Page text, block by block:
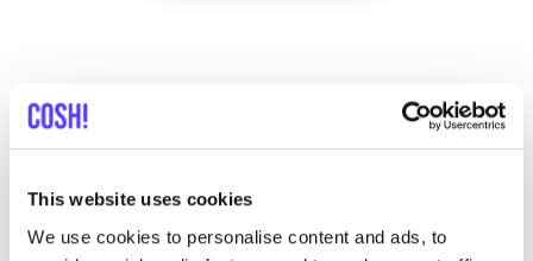
This website uses cookies
We use cookies to personalise content and ads, to
Autres marques